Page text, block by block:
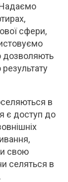
сфери,
дозволяють
в
є доступ до
свою
селяться в